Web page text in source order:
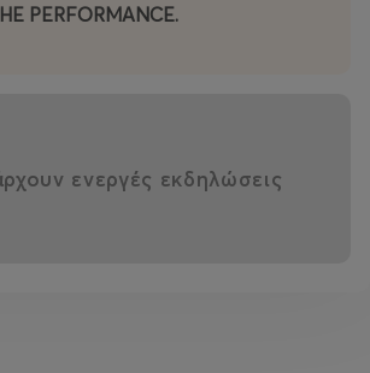
PERFORMANCE.
ενεργές εκδηλώσεις